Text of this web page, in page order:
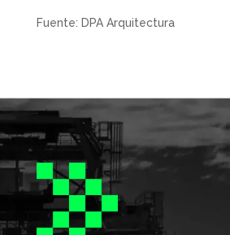
Fuente: DPA Arquitectura